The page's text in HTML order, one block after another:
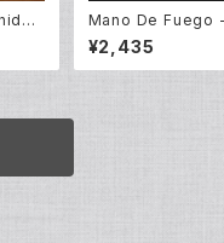
–
Mano De Fuego
uego EP (12inch
¥2,435